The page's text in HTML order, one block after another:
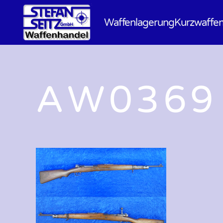
Waffenlagerung
AW0369